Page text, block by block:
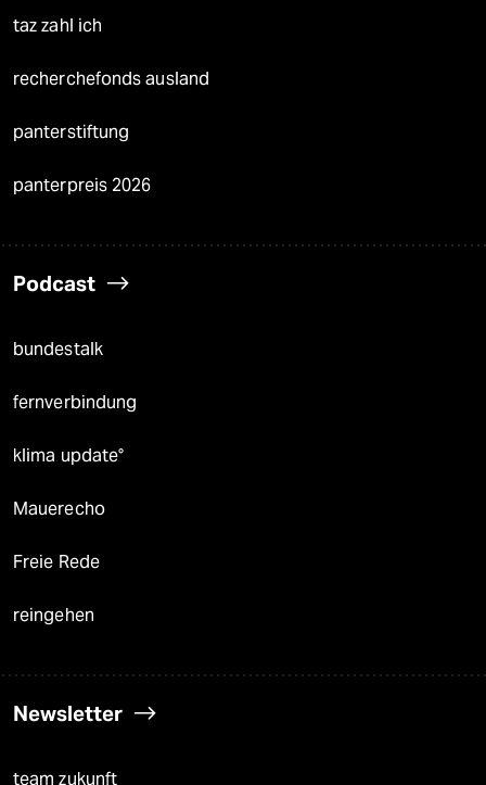
taz zahl ich
recherchefonds ausland
panterstiftung
panterpreis 2026
Podcast
bundestalk
fernverbindung
klima update°
Mauerecho
Freie Rede
reingehen
Newsletter
team zukunft